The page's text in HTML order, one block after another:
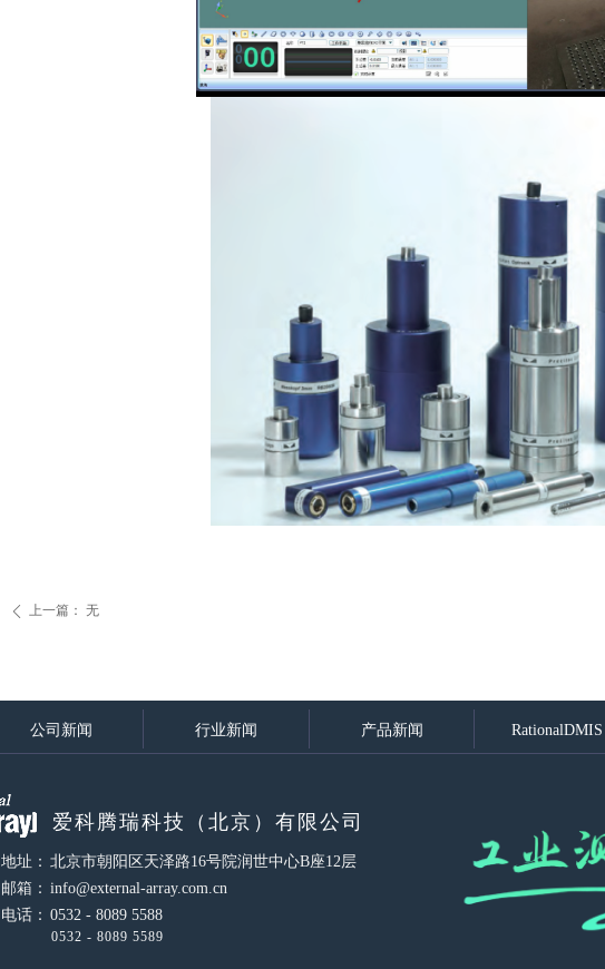
ꄴ 上一篇： 无
公司新闻 行业新闻 产品新闻 RationalDMIS
地址： 北京市朝阳区天泽路16号院润世中心B座12层
邮箱： info@external-array.com.cn
电话： 0532 - 8089 5588
爱科腾瑞科技（北京）有限公司
0532 - 8089 5589